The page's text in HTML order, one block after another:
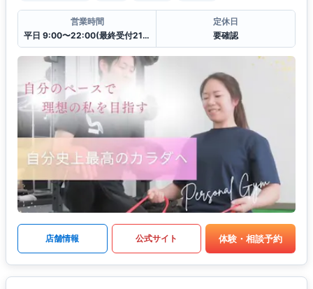
営業時間
平日 9:00〜22:00(最終受付21:00)
定休日
要確認
店舗情報 公式サイト 体験・相談予約